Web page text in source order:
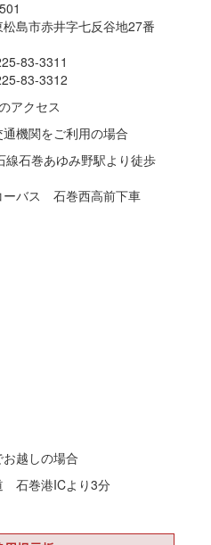
島市赤井字七反谷地27番
83-3311
83-3312
アクセス
機関をご利用の場合
石巻あゆみ野駅より徒歩
バス 石巻西高前下車
越しの場合
石巻港ICより3分